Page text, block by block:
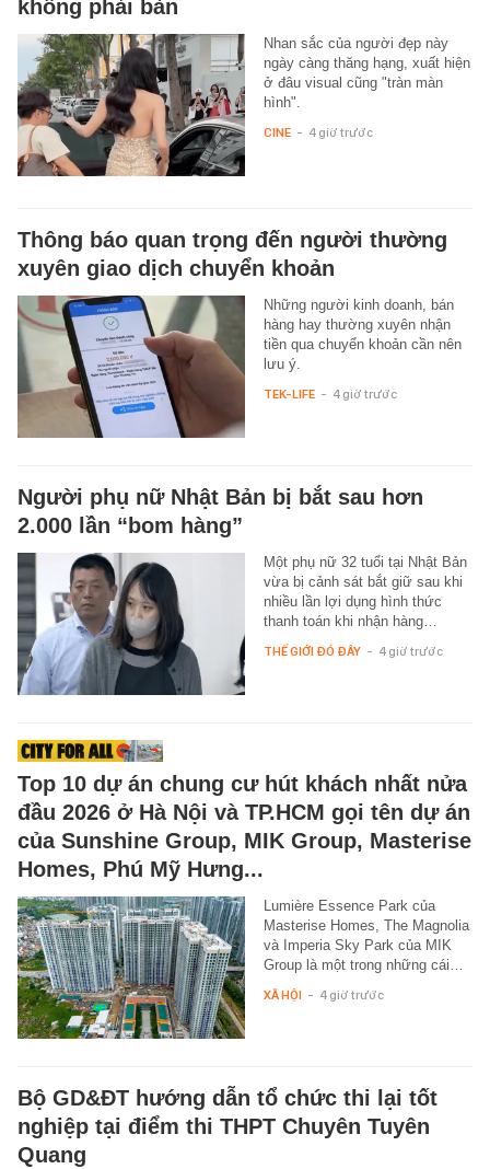
không phải bàn
Nhan sắc của người đẹp này
ngày càng thăng hạng, xuất hiện
ở đâu visual cũng "tràn màn
hình".
CINE - 4 giờ trước
Thông báo quan trọng đến người thường
xuyên giao dịch chuyển khoản
Những người kinh doanh, bán
hàng hay thường xuyên nhận
tiền qua chuyển khoản cần nên
lưu ý.
TEK-LIFE - 4 giờ trước
Người phụ nữ Nhật Bản bị bắt sau hơn
2.000 lần “bom hàng”
Một phụ nữ 32 tuổi tại Nhật Bản
vừa bị cảnh sát bắt giữ sau khi
nhiều lần lợi dụng hình thức
thanh toán khi nhận hàng…
THẾ GIỚI ĐÓ ĐÂY - 4 giờ trước
Top 10 dự án chung cư hút khách nhất nửa
đầu 2026 ở Hà Nội và TP.HCM gọi tên dự án
của Sunshine Group, MIK Group, Masterise
Homes, Phú Mỹ Hưng...
Lumière Essence Park của
Masterise Homes, The Magnolia
và Imperia Sky Park của MIK
Group là một trong những cái…
XÃ HỘI - 4 giờ trước
Bộ GD&ĐT hướng dẫn tổ chức thi lại tốt
nghiệp tại điểm thi THPT Chuyên Tuyên
Quang